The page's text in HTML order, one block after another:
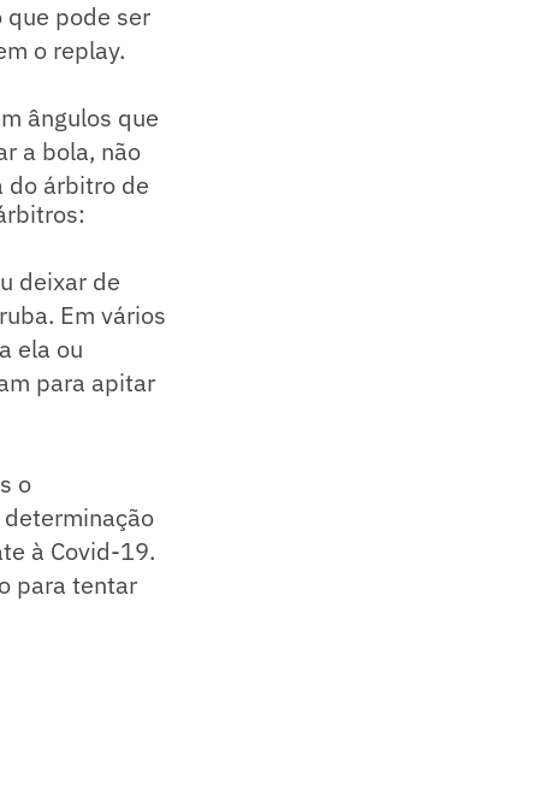
que pode ser
o replay.
ângulos que
a bola, não
do árbitro de
deixar de
Em vários
ela ou
para apitar
o
à Covid-19.
para tentar